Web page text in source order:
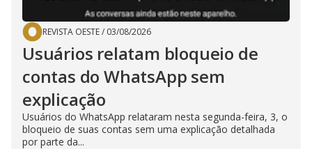
REVISTA OESTE/ 03/08/2026
Usuários relatam bloqueio de
contas do WhatsApp sem
explicação
Usuários do WhatsApp relataram nesta segunda-feira, 3, o
bloqueio de suas contas sem uma explicação detalhada
por parte da...